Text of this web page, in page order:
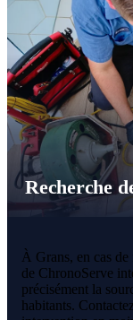
Recherche
À Grans, en cas de
de ChronoServe
précisément la
habitants.